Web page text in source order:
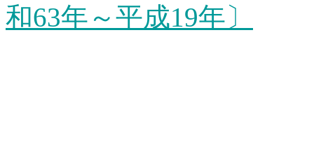
和63年～平成19年〕